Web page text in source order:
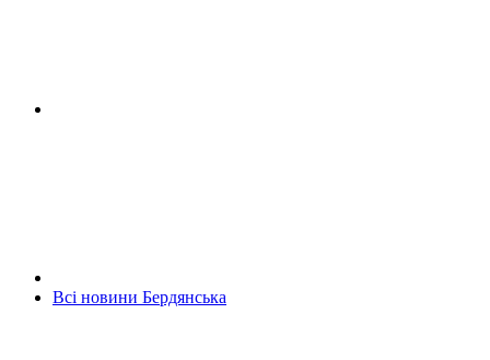
Всі новини Бердянська